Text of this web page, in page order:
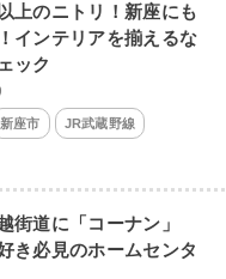
上のニトリ！新座にも
インテリアを揃えるな
ック
新座市 JR武蔵野線
街道に「コーナン」
き必見のホームセンタ